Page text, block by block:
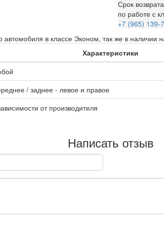
Срок
по работе с
+7 (965) 139-
автомобиля в классе Эконом, так же в
Характеристики
/ заднее - левое и правое
от производителя
Написать отзыв